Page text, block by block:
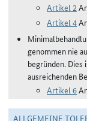
Artikel 2
Artikel 4
genommen nie
begründen. Dies
ausreichenden
Artikel 6
ALLGEMEINE